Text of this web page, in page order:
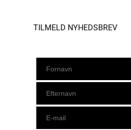
TILMELD NYHEDSBREV